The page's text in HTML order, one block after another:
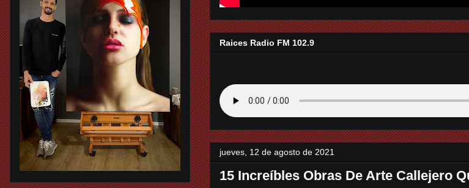
Raices Radio FM 102.9
jueves, 12 de agosto de 2021
15 Increíbles Obras De Arte Callejero